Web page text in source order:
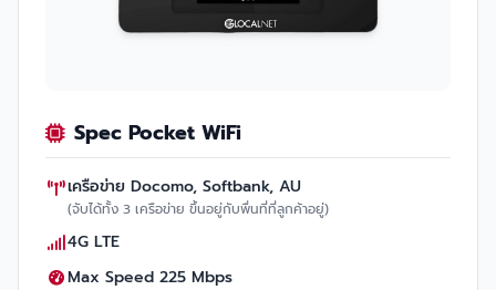
Spec Pocket WiFi
เครือข่าย Docomo, Softbank, AU
(จับได้ทั้ง 3 เครือข่าย ขึ้นอยู่กับพื่นที่ที่ลูกค้าอยู่)
4G LTE
Max Speed 225 Mbps